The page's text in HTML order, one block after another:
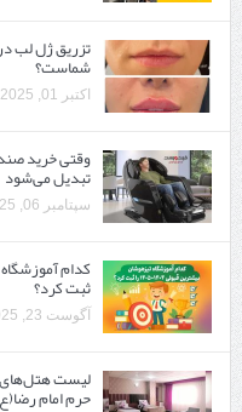
تزریق ژل لب
شماست؟
اکتبر 01, 2025
وقتی خرید
تبدیل می‌شود
سپتامبر 06, 2025
ثبت کرد؟
آگوست 23, 2025
لیست هتل‌های
حرم امام